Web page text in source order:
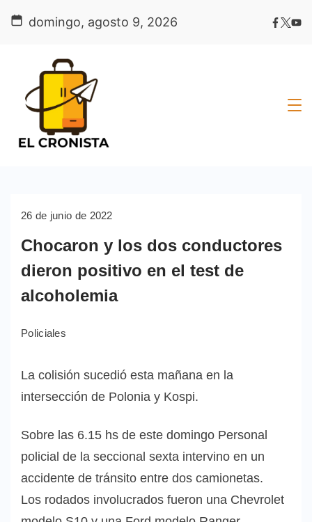
domingo, agosto 9, 2026
26 de junio de 2022
Chocaron y los dos conductores
dieron positivo en el test de
alcoholemia
Policiales
La colisión sucedió esta mañana en la
intersección de Polonia y Kospi.
Sobre las 6.15 hs de este domingo Personal
policial de la seccional sexta intervino en un
accidente de tránsito entre dos camionetas.
Los rodados involucrados fueron una Chevrolet